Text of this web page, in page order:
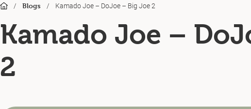
/ Blogs / Kamado Joe – DoJoe – Big Joe 2
Kamado Joe –
2